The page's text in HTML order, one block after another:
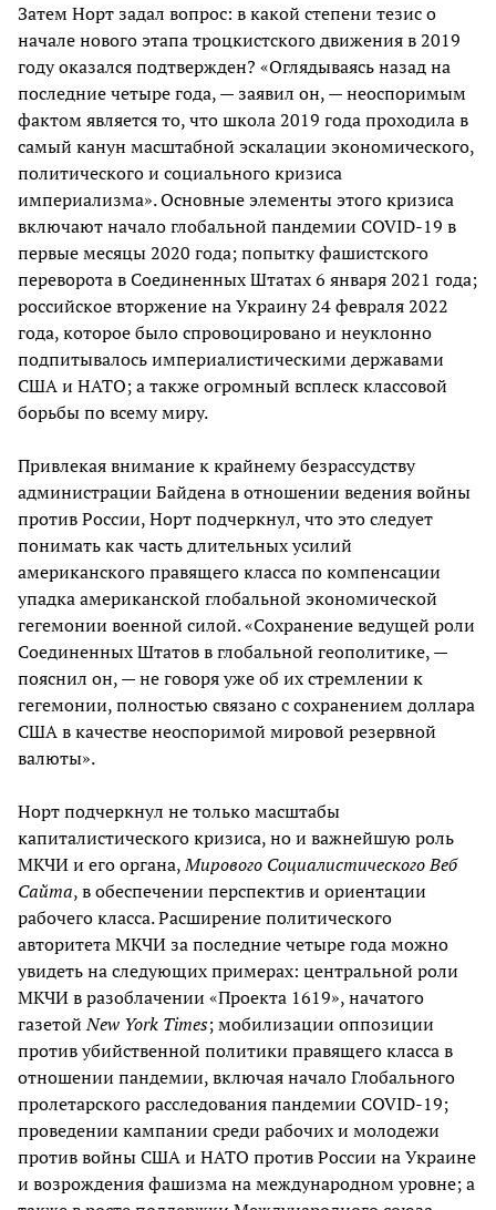
Затем Норт задал вопрос: в какой степени тезис о
начале нового этапа троцкистского движения в 2019
году оказался подтвержден? «Оглядываясь назад на
последние четыре года, — заявил он, — неоспоримым
фактом является то, что школа 2019 года проходила в
самый канун масштабной эскалации экономического,
политического и социального кризиса
империализма». Основные элементы этого кризиса
включают начало глобальной пандемии COVID-19 в
первые месяцы 2020 года; попытку фашистского
переворота в Соединенных Штатах 6 января 2021 года;
российское вторжение на Украину 24 февраля 2022
года, которое было спровоцировано и неуклонно
подпитывалось империалистическими державами
США и НАТО; а также огромный всплеск классовой
борьбы по всему миру.
Привлекая внимание к крайнему безрассудству
администрации Байдена в отношении ведения войны
против России, Норт подчеркнул, что это следует
понимать как часть длительных усилий
американского правящего класса по компенсации
упадка американской глобальной экономической
гегемонии военной силой. «Сохранение ведущей роли
Соединенных Штатов в глобальной геополитике, —
пояснил он, — не говоря уже об их стремлении к
гегемонии, полностью связано с сохранением доллара
США в качестве неоспоримой мировой резервной
валюты».
Норт подчеркнул не только масштабы
капиталистического кризиса, но и важнейшую роль
МКЧИ и его органа,Мирового Социалистического Веб
Сайта, в обеспечении перспектив и ориентации
рабочего класса. Расширение политического
авторитета МКЧИ за последние четыре года можно
увидеть на следующих примерах: центральной роли
МКЧИ в разоблачении «Проекта 1619», начатого
газетойNew York Times; мобилизации оппозиции
против убийственной политики правящего класса в
отношении пандемии, включая начало Глобального
пролетарского расследования пандемии COVID-19;
проведении кампании среди рабочих и молодежи
против войны США и НАТО против России на Украине
и возрождения фашизма на международном уровне; а